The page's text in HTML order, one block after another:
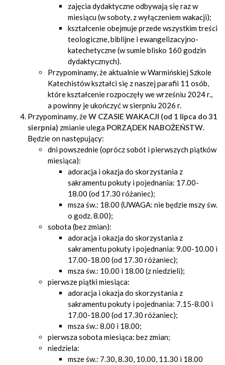
zajęcia dydaktyczne odbywają się raz w
miesiącu (w soboty, z wyłączeniem wakacji);
kształcenie obejmuje przede wszystkim treści
teologiczne, biblijne i ewangelizacyjno-
katechetyczne (w sumie blisko 160 godzin
dydaktycznych).
Przypominamy, że aktualnie w Warmińskiej Szkole
Katechistów kształci się z naszej parafii 11 osób,
które kształcenie rozpoczęły we wrześniu 2024 r.,
a powinny je ukończyć w sierpniu 2026 r.
Przypominamy, żeW CZASIE WAKACJI (od 1 lipca do 31
sierpnia) zmianie ulega PORZĄDEK NABOŻEŃSTW.
Będzie on następujący:
dni powszednie (oprócz sobót i pierwszych piątków
miesiąca):
adoracja i okazja do skorzystania z
sakramentu pokuty i pojednania: 17.00-
18.00 (od 17.30 różaniec);
msza św.: 18.00 (UWAGA: nie będzie mszy św.
o godz. 8.00);
sobota (bez zmian):
adoracja i okazja do skorzystania z
sakramentu pokuty i pojednania: 9.00-10.00 i
17.00-18.00 (od 17.30 różaniec);
msza św.: 10.00 i 18.00 (z niedzieli);
pierwsze piątki miesiąca:
adoracja i okazja do skorzystania z
sakramentu pokuty i pojednania: 7.15-8.00 i
17.00-18.00 (od 17.30 różaniec);
msza św.: 8.00 i 18.00;
pierwsza sobota miesiąca: bez zmian;
niedziela:
msze św.: 7.30, 8.30, 10.00, 11.30 i 18.00